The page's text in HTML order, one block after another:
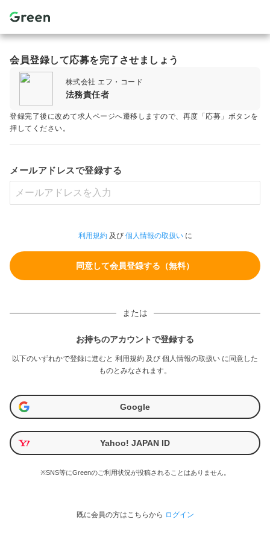
会員登録して応募を完了させましょう
株式会社 エフ・コード
法務責任者
登録完了後に改めて求人ページへ遷移しますので、再度「応募」ボタンを
押してください。
メールアドレスで登録する
利用規約及び 個人情報の取扱いに
または
お持ちのアカウントで登録する
以下のいずれかで登録に進むと 利用規約 及び 個人情報の取扱い に同意した
ものとみなされます。
Google
Yahoo! JAPAN ID
※SNS等にGreenのご利用状況が投稿されることはありません。
既に会員の方はこちらから ログイン